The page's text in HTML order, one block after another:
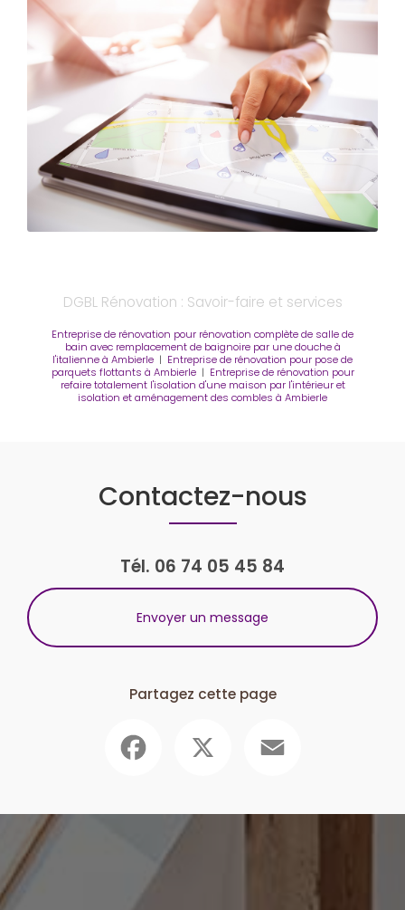
DGBL Rénovation : Savoir-faire et services
Entreprise de rénovation pour rénovation complète de salle de
bain avec remplacement de baignoire par une douche à
l'italienne à Ambierle | Entreprise de rénovation pour pose de
parquets flottants à Ambierle| Entreprise de rénovation pour
refaire totalement l'isolation d'une maison par l'intérieur et
isolation et aménagement des combles à Ambierle
Contactez-nous
Tél. 06 74 05 45 84
Envoyer un message
Partagez cette page